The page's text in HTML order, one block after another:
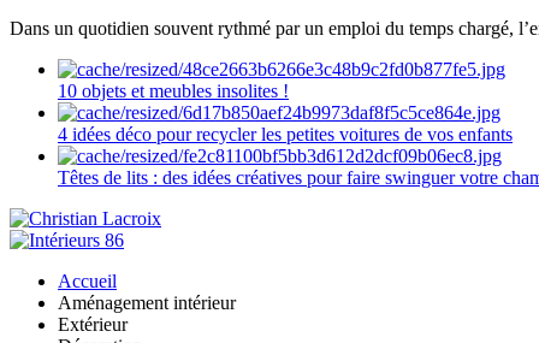
Dans un quotidien souvent rythmé par un emploi du temps chargé,
10 objets et meubles insolites !
4 idées déco pour recycler les petites voitures de vos enfants
Têtes de lits : des idées créatives pour faire swinguer votre
Accueil
Aménagement intérieur
Extérieur